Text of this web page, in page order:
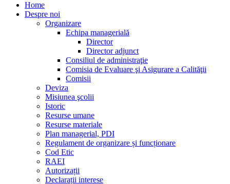
Home
Despre noi
Organizare
Echipa managerială
Director
Director adjunct
Consiliul de administraţie
Comisia de Evaluare şi Asigurare a Calităţii
Comisii
Deviza
Misiunea şcolii
Istoric
Resurse umane
Resurse materiale
Plan managerial, PDI
Regulament de organizare și funcționare
Cod Etic
RAEI
Autorizații
Declarații interese